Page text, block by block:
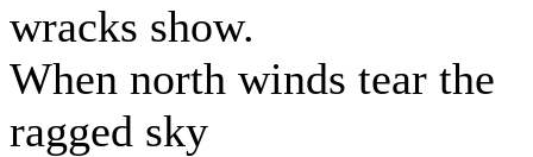
wracks show.
When north winds tear the
ragged sky